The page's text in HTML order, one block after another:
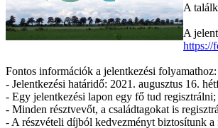
A
A
https://
Fontos információk a jelentkezési folyamathoz:
- Jelentkezési határidő: 2021. augusztus 16.
- Egy jelentkezési lapon egy fő tud regisztrálni;
- Minden résztvevőt, a családtagokat is
- A részvételi díjból kedvezményt biztosítunk